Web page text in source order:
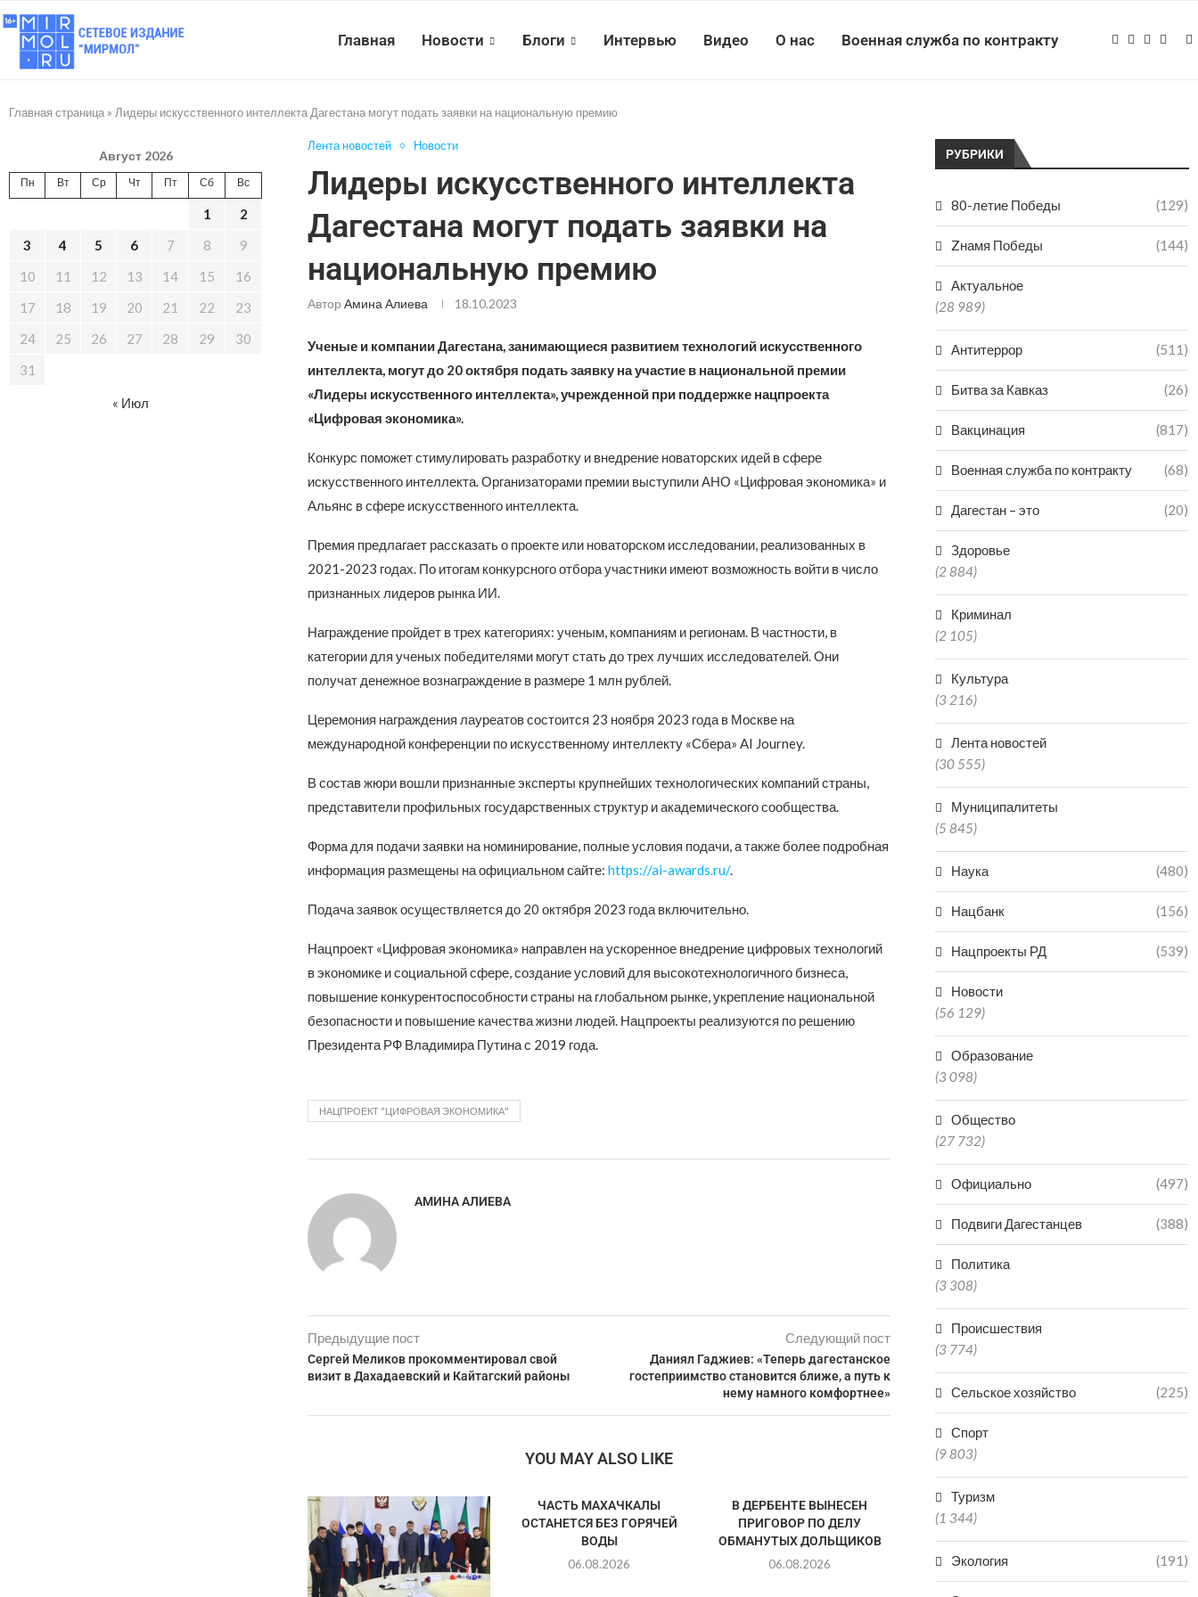
Главная Новости Блоги Интервью Видео О нас Военная служба по контракту
Главная страница » Лидеры искусственного интеллекта Дагестана могут подать заявки на национальную премию
Лента новостей Новости
Лидеры искусственного интеллекта
Дагестана могут подать заявки на
национальную премию
Автор Амина Алиева 18.10.2023
Ученые и компании Дагестана, занимающиеся развитием технологий искусственного
интеллекта, могут до 20 октября подать заявку на участие в национальной премии
«Лидеры искусственного интеллекта», учрежденной при поддержке нацпроекта
«Цифровая экономика».
Конкурс поможет стимулировать разработку и внедрение новаторских идей в сфере
искусственного интеллекта. Организаторами премии выступили АНО «Цифровая экономика» и
Альянс в сфере искусственного интеллекта.
Премия предлагает рассказать о проекте или новаторском исследовании, реализованных в
2021-2023 годах. По итогам конкурсного отбора участники имеют возможность войти в число
признанных лидеров рынка ИИ.
Награждение пройдет в трех категориях: ученым, компаниям и регионам. В частности, в
категории для ученых победителями могут стать до трех лучших исследователей. Они
получат денежное вознаграждение в размере 1 млн рублей.
Церемония награждения лауреатов состоится 23 ноября 2023 года в Москве на
международной конференции по искусственному интеллекту «Сбера» AI Journey.
В состав жюри вошли признанные эксперты крупнейших технологических компаний страны,
представители профильных государственных структур и академического сообщества.
Форма для подачи заявки на номинирование, полные условия подачи, а также более подробная
информация размещены на официальном сайте: https://ai-awards.ru/.
Подача заявок осуществляется до 20 октября 2023 года включительно.
Нацпроект «Цифровая экономика» направлен на ускоренное внедрение цифровых технологий
в экономике и социальной сфере, создание условий для высокотехнологичного бизнеса,
повышение конкурентоспособности страны на глобальном рынке, укрепление национальной
безопасности и повышение качества жизни людей. Нацпроекты реализуются по решению
Президента РФ Владимира Путина с 2019 года.
НАЦПРОЕКТ "ЦИФРОВАЯ ЭКОНОМИКА"
АМИНА АЛИЕВА
Предыдущие пост
Сергей Меликов прокомментировал свой
визит в Дахадаевский и Кайтагский районы
Следующий пост
Даниял Гаджиев: «Теперь дагестанское
гостеприимство становится ближе, а путь к
нему намного комфортнее»
YOU MAY ALSO LIKE
ЧАСТЬ МАХАЧКАЛЫ
ОСТАНЕТСЯ БЕЗ ГОРЯЧЕЙ
ВОДЫ
06.08.2026
В ДЕРБЕНТЕ ВЫНЕСЕН
ПРИГОВОР ПО ДЕЛУ
ОБМАНУТЫХ ДОЛЬЩИКОВ
06.08.2026
РУБРИКИ
80-летие Победы (129)
Zнамя Победы (144)
Актуальное
(28 989)
Антитеррор (511)
Битва за Кавказ (26)
Вакцинация (817)
Военная служба по контракту (68)
Дагестан – это (20)
Здоровье
(2 884)
Криминал
(2 105)
Культура
(3 216)
Лента новостей
(30 555)
Муниципалитеты
(5 845)
Наука (480)
Нацбанк (156)
Нацпроекты РД (539)
Новости
(56 129)
Образование
(3 098)
Общество
(27 732)
Официально (497)
Подвиги Дагестанцев (388)
Политика
(3 308)
Происшествия
(3 774)
Сельское хозяйство (225)
Спорт
(9 803)
Туризм
(1 344)
Экология (191)
Август 2026
Пн Вт Ср Чт Пт Сб Вс
1
2
3
4 5 6 7 8
9
10
11 12 13 14 15
16
17
18 19 20 21 22
23
24
25 26 27 28 29
30
31
« Июл